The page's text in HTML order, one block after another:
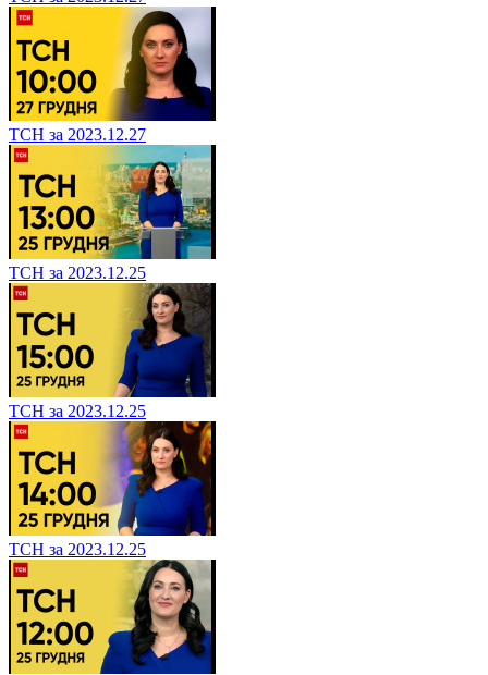
ТСН за 2023.12.27
ТСН за 2023.12.25
ТСН за 2023.12.25
ТСН за 2023.12.25